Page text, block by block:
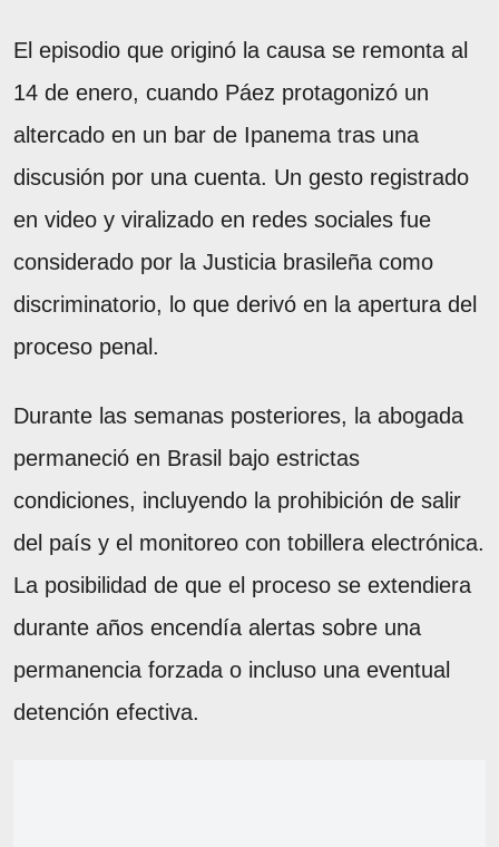
El episodio que originó la causa se remonta al
14 de enero, cuando Páez protagonizó un
altercado en un bar de Ipanema tras una
discusión por una cuenta. Un gesto registrado
en video y viralizado en redes sociales fue
considerado por la Justicia brasileña como
discriminatorio, lo que derivó en la apertura del
proceso penal.
Durante las semanas posteriores, la abogada
permaneció en Brasil bajo estrictas
condiciones, incluyendo la prohibición de salir
del país y el monitoreo con tobillera electrónica.
La posibilidad de que el proceso se extendiera
durante años encendía alertas sobre una
permanencia forzada o incluso una eventual
detención efectiva.